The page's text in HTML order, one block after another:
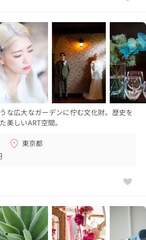
な広大なガーデンに佇む文化財。歴史を
美しいART空間。
東京都